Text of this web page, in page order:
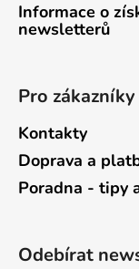
Informace o
newsletterů
Pro zákazníky
Kontakty
Doprava a
Poradna - tipy
Odebírat